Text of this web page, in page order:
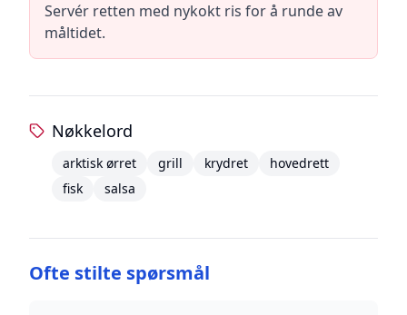
Servér retten med nykokt ris for å runde av
måltidet.
Nøkkelord
arktisk ørret grill krydret
hovedrett
fisk
salsa
Ofte stilte spørsmål